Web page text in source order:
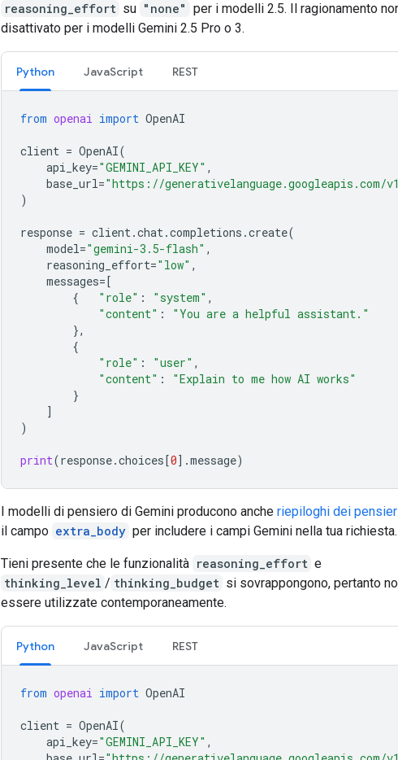
reasoning_effort su "none" per i modelli 2.5. Il ragionamento
disattivato per i modelli Gemini 2.5 Pro o 3.
Python JavaScript REST
from openai import OpenAI
client = OpenAI(
api_key="GEMINI_API_KEY" ,
base_url="https://generativelanguage.googleapis.com/
)
response = client.chat.completions .create(
model="gemini-3.5-flash" ,
reasoning_effort="low" ,
messages=[
{
"role" : "system" ,
"content" :
"You are a helpful assistant."
},
{
"role" : "user" ,
"content" :
"Explain to me how AI works"
}
]
)
print(response.choices[0] .message)
I modelli di pensiero di Gemini producono anche riepiloghi dei
il campo extra_body per includere i campi Gemini nella tua richiesta.
Tieni presente che le funzionalità reasoning_effort e
thinking_level / thinking_budget si sovrappongono, pertanto
essere utilizzate contemporaneamente.
Python JavaScript REST
from openai import OpenAI
client = OpenAI(
api_key="GEMINI_API_KEY" ,